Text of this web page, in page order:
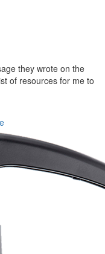
they wrote on the
of resources for me to